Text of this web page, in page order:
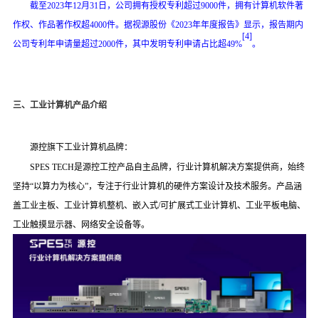
截至2023年12月31日，公司拥有授权专利超过9000件，拥有计算机软件著
作权、作品著作权超4000件。据视源股份《2023年年度报告》显示，报告期内
公司专利年申请量超过2000件，其中发明专利申请占比超49%
[4]
。
三、工业计算机产品介绍
源控旗下工业计算机品牌：
SPES TECH是源控工控产品 自主品牌，行业计算机解决方案提供商， 始终
坚持“以算力为核心”， 专注于行业计算机的硬件方案设计及技术服务。 产品涵
盖工业主板、工业计算机整机、嵌入式/可扩展式工业计算机、工业平板电脑、
工业触摸显示器、
网络安全设备等。